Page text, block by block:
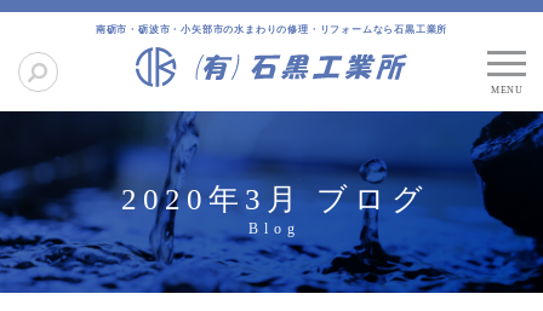
南砺市・砺波市・小矢部市の水まわりの修理・リフォームなら石黒工業所
2020年3月 ブログ